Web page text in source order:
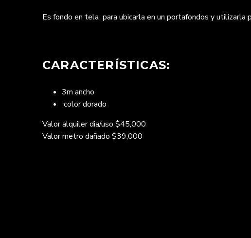
Es fondo en tela para ubicarla en un portafondos y utilizarla
CARACTERÍSTICAS:
3m ancho
color dorado
Valor alquiler dia/uso $45,000
Valor metro dañado $39,000